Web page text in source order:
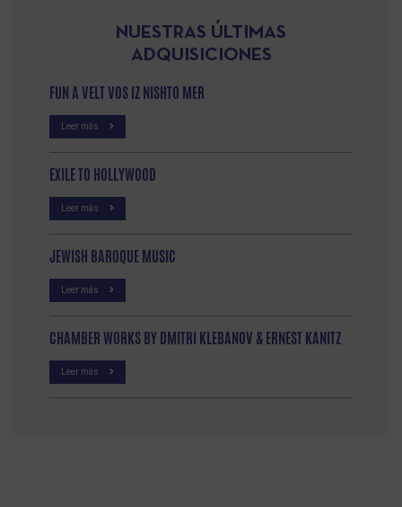
NUESTRAS ÚLTIMAS
ADQUISICIONES
FUN A VELT VOS IZ NISHTO MER
Leer más
EXILE TO HOLLYWOOD
Leer más
JEWISH BAROQUE MUSIC
Leer más
CHAMBER WORKS BY DMITRI KLEBANOV & ERNEST KANITZ
Leer más